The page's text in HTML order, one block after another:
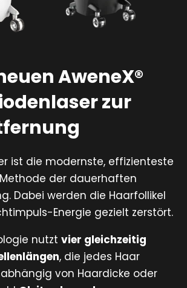
AweneX®
zur
ist die modernste, effizienteste
der dauerhaften
Dabei werden die Haarfollikel
Energie gezielt zerstört.
nutzt vier gleichzeitig
, die jedes Haar
von Haardicke oder